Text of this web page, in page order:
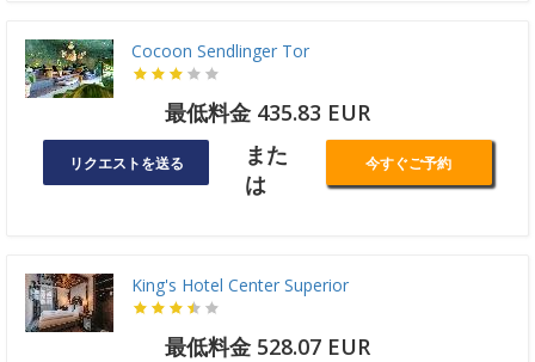
Cocoon Sendlinger Tor
最低料金 435.83 EUR
リクエストを送る
また
は
今すぐご予約
King's Hotel Center Superior
最低料金 528.07 EUR